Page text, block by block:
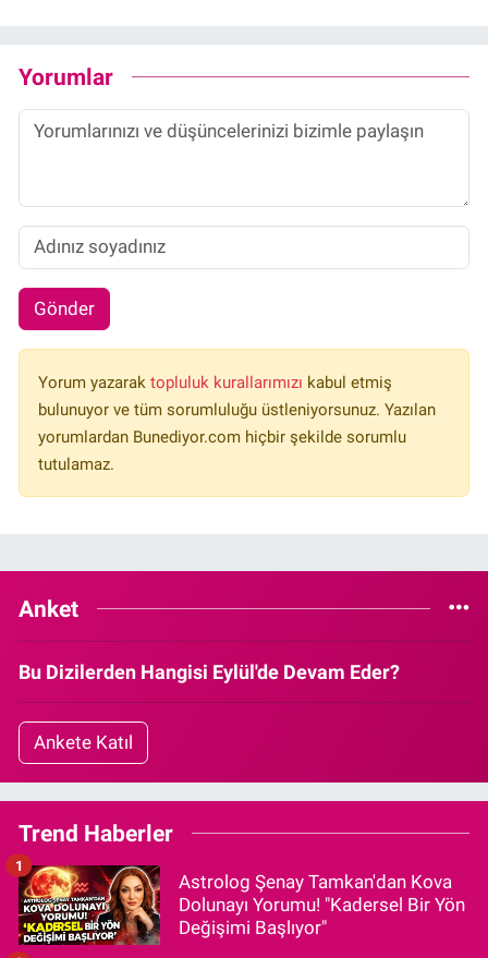
Yorumlar
Gönder
Yorum yazarak topluluk kurallarımızı kabul etmiş
bulunuyor ve tüm sorumluluğu üstleniyorsunuz. Yazılan
yorumlardan Bunediyor.com hiçbir şekilde sorumlu
tutulamaz.
Anket
Bu Dizilerden Hangisi Eylül'de Devam Eder?
Ankete Katıl
Trend Haberler
Astrolog Şenay Tamkan'dan Kova
Dolunayı Yorumu! "Kadersel Bir Yön
Değişimi Başlıyor"
1